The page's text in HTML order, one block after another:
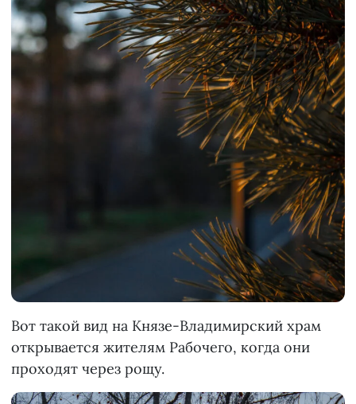
Вот такой вид на Князе-Владимирский храм
открывается жителям Рабочего, когда они
проходят через рощу.